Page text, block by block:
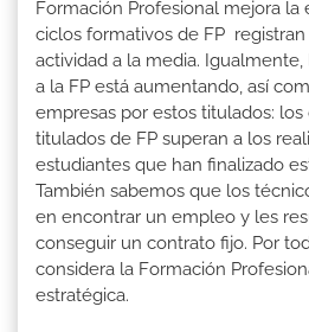
Formación Profesional mejora la
ciclos formativos de FP
actividad a la media.
a la FP está aumentando, así
empresas por estos titulados:
titulados de FP superan a los
estudiantes que han finalizado
También sabemos que los
en encontrar un empleo y les
conseguir un contrato fijo. Por
considera la Formación
estratégica.